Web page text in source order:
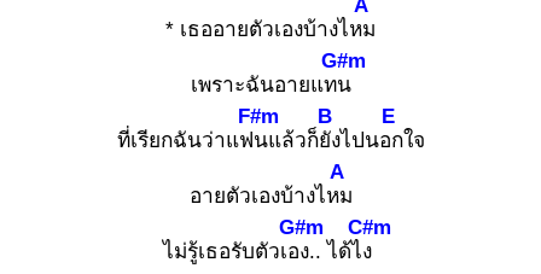
* เธออายตัวเองบ้างไหม
A
เพราะฉันอายแทน
G#m
ที่เรียกฉันว่าแฟน
F#m
แล้วก็ยัง
B
ไปนอก
E
ใจ
อายตัวเองบ้างไหม
A
ไม่รู้เธอรับตัวเอง
G#m
.. ได้ไง
C#m